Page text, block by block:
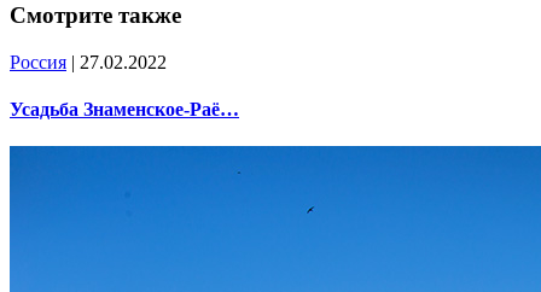
Смотрите также
Россия | 27.02.2022
Усадьба Знаменское-Раё…